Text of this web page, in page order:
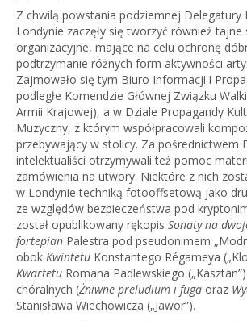
Z chwilą powstania podziemnej Delegatury
Londynie zaczęły się tworzyć również tajne
organizacyjne, mające na celu ochronę
podtrzymanie różnych form aktywności
Zajmowało się tym Biuro Informacji i
podległe Komendzie Głównej Związku
Armii Krajowej), a w Dziale Propagandy
Muzyczny, z którym współpracowali
przebywający w stolicy. Za pośrednictwem
intelektualiści otrzymywali też pomoc
zamówienia na utwory. Niektóre z nich
w Londynie techniką fotooffsetową jako
ze względów bezpieczeństwa pod
został opublikowany rękopis Sonaty na
fortepian Palestra pod pseudonimem
obok Kwintetu Konstantego Régameya
Kwartetu Romana Padlewskiego
chóralnych (Żniwne preludium i fuga oraz
Stanisława Wiechowicza („Jawor”).